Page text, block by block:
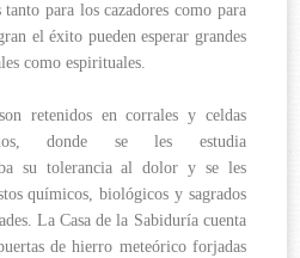
tanto para los cazadores como para
el éxito pueden esperar grandes
como espirituales.
retenidos en corrales y celdas
donde se les estudia
su tolerancia al dolor y se les
químicos, biológicos y sagrados
La Casa de la Sabiduría cuenta
de hierro meteórico forjadas